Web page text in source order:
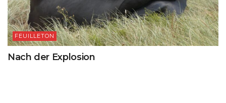
FEUILLETON
Nach der Explosion